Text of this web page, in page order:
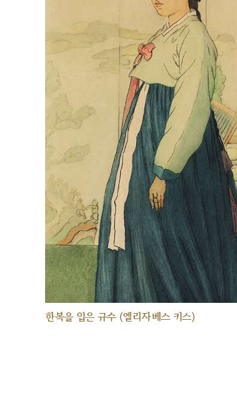
한복을 입은 규수 (엘리자베스 키스)